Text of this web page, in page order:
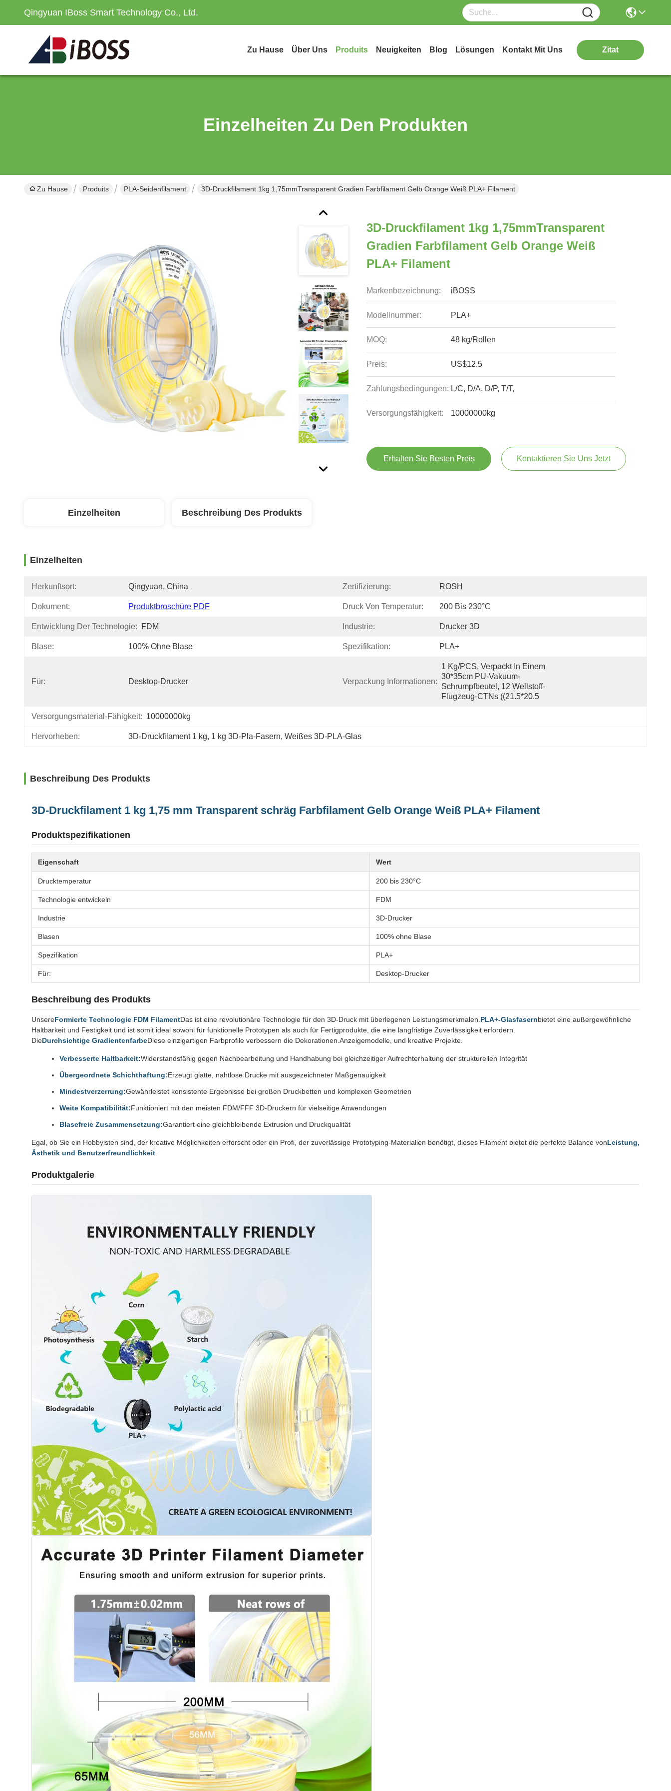
Qingyuan IBoss Smart Technology Co., Ltd.
Zu Hause Über Uns Produits Neuigkeiten Blog Lösungen Kontakt Mit Uns Zitat
Einzelheiten Zu Den Produkten
Zu Hause Produits PLA-Seidenfilament 3D-Druckfilament 1kg 1,75mmTransparent Gradien Farbfilament Gelb Orange Weiß PLA+ Filament
3D-Druckfilament 1kg 1,75mmTransparent
Gradien Farbfilament Gelb Orange Weiß
PLA+ Filament
Markenbezeichnung: iBOSS
Modellnummer: PLA+
MOQ: 48 kg/Rollen
Preis: US$12.5
Zahlungsbedingungen: L/C, D/A, D/P, T/T,
Versorgungsfähigkeit: 10000000kg
Erhalten Sie Besten Preis Kontaktieren Sie Uns Jetzt
Einzelheiten Beschreibung Des Produkts
Einzelheiten
Herkunftsort: Qingyuan, China Zertifizierung: ROSH
Dokument: Produktbroschüre PDF Druck Von Temperatur: 200 Bis 230°C
Entwicklung Der Technologie: FDM Industrie: Drucker 3D
Blase: 100% Ohne Blase Spezifikation: PLA+
Für: Desktop-Drucker Verpackung Informationen:
1 Kg/PCS, Verpackt In Einem
30*35cm PU-Vakuum-
Schrumpfbeutel, 12 Wellstoff-
Flugzeug-CTNs ((21.5*20.5
Versorgungsmaterial-Fähigkeit: 10000000kg
Hervorheben: 3D-Druckfilament 1 kg, 1 kg 3D-Pla-Fasern, Weißes 3D-PLA-Glas
Beschreibung Des Produkts
3D-Druckfilament 1 kg 1,75 mm Transparent schräg Farbfilament Gelb Orange Weiß PLA+ Filament
Produktspezifikationen
Eigenschaft Wert
Drucktemperatur 200 bis 230°C
Technologie entwickeln FDM
Industrie 3D-Drucker
Blasen 100% ohne Blase
Spezifikation PLA+
Für: Desktop-Drucker
Beschreibung des Produkts
UnsereFormierte Technologie FDM FilamentDas ist eine revolutionäre Technologie für den 3D-Druck mit überlegenen Leistungsmerkmalen. PLA+-Glasfasernbietet eine außergewöhnliche
Haltbarkeit und Festigkeit und ist somit ideal sowohl für funktionelle Prototypen als auch für Fertigprodukte, die eine langfristige Zuverlässigkeit erfordern.
DieDurchsichtige GradientenfarbeDiese einzigartigen Farbprofile verbessern die Dekorationen.Anzeigemodelle, und kreative Projekte.
Verbesserte Haltbarkeit:Widerstandsfähig gegen Nachbearbeitung und Handhabung bei gleichzeitiger Aufrechterhaltung der strukturellen Integrität
Übergeordnete Schichthaftung:Erzeugt glatte, nahtlose Drucke mit ausgezeichneter Maßgenauigkeit
Mindestverzerrung:Gewährleistet konsistente Ergebnisse bei großen Druckbetten und komplexen Geometrien
Weite Kompatibilität:Funktioniert mit den meisten FDM/FFF 3D-Druckern für vielseitige Anwendungen
Blasefreie Zusammensetzung:Garantiert eine gleichbleibende Extrusion und Druckqualität
Egal, ob Sie ein Hobbyisten sind, der kreative Möglichkeiten erforscht oder ein Profi, der zuverlässige Prototyping-Materialien benötigt, dieses Filament bietet die perfekte Balance vonLeistung,
Ästhetik und Benutzerfreundlichkeit
Produktgalerie